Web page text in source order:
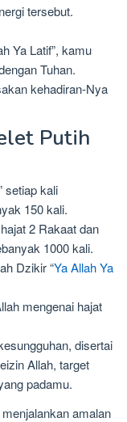
tersebut.
Ya Latif”, kamu
Tuhan.
kehadiran-Nya
Putih
setiap kali
150 kali.
2 Rakaat dan
1000 kali.
Dzikir “Ya Allah Ya
mengenai hajat
disertai
Allah, target
padamu.
amalan